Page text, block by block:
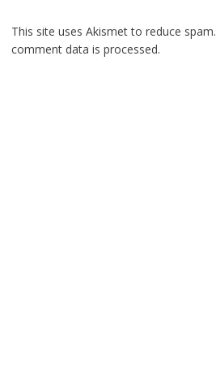
This site uses Akismet to reduce spam.
comment data is processed.